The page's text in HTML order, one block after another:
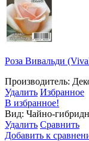
Роза Вивальди
Производитель:
Удалить Избранное
В избранное!
Вид: Чайно-
Удалить Сравнить
Добавить к